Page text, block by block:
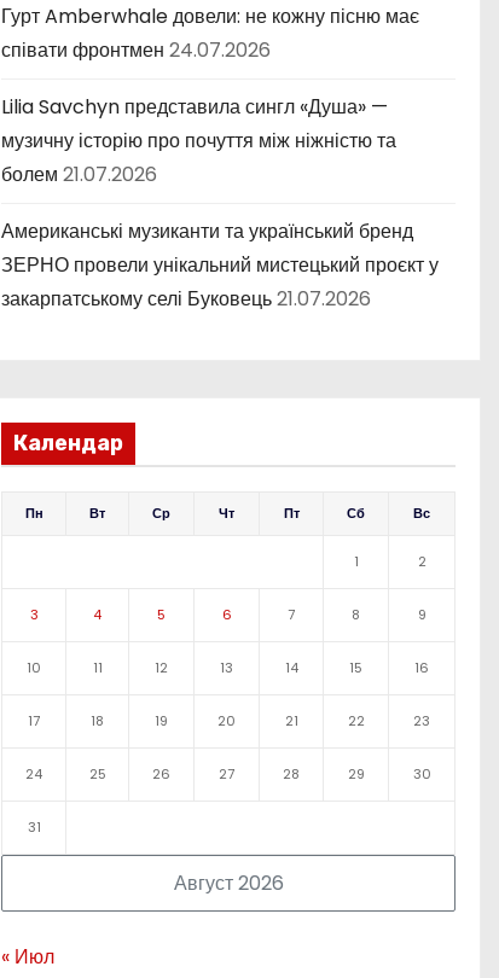
Гурт Amberwhale довели: не кожну пісню має
співати фронтмен 24.07.2026
Lilia Savchyn представила сингл «Душа» —
музичну історію про почуття між ніжністю та
болем 21.07.2026
Американські музиканти та український бренд
ЗЕРНО провели унікальний мистецький проєкт у
закарпатському селі Буковець21.07.2026
Календар
Август 2026
Пн Вт Ср Чт Пт Сб Вс
1 2
3 4 5 6 7 8 9
10 11 12 13 14 15 16
17 18 19 20 21 22 23
24 25 26 27 28 29 30
31
« Июл